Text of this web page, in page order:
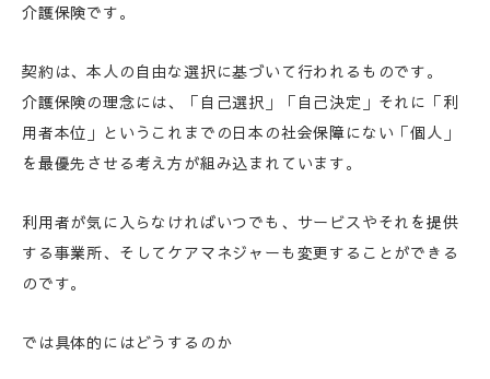
介護保険です。
契約は、本人の自由な選択に基づいて行われるものです。
介護保険の理念には、「自己選択」「自己決定」それに「利
用者本位」というこれまでの日本の社会保障にない「個人」
を最優先させる考え方が組み込まれています。
利用者が気に入らなければいつでも、サービスやそれを提供
する事業所、そしてケアマネジャーも変更することができる
のです。
では具体的にはどうするのか